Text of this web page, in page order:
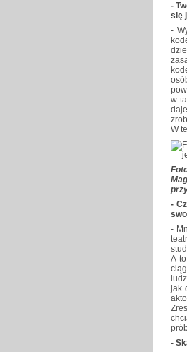
-
się
-
w
W
-
-
A
jak
-